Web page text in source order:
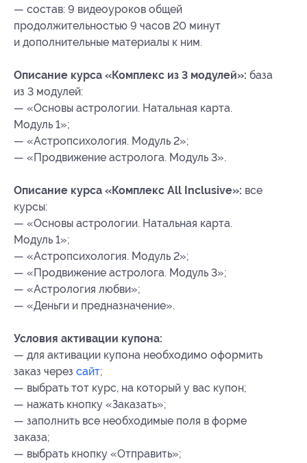
— состав: 9 видеоуроков общей
продолжительностью 9 часов 20 минут
и дополнительные материалы к ним.
Описание курса «Комплекс из 3 модулей»: база
из 3 модулей:
— «Основы астрологии. Натальная карта.
Модуль 1»;
— «Астропсихология. Модуль 2»;
— «Продвижение астролога. Модуль 3».
Описание курса «Комплекс All Inclusive»: все
курсы:
— «Основы астрологии. Натальная карта.
Модуль 1»;
— «Астропсихология. Модуль 2»;
— «Продвижение астролога. Модуль 3»;
— «Астрология любви»;
— «Деньги и предназначение».
Условия активации купона:
— для активации купона необходимо оформить
заказ через сайт;
— выбрать тот курс, на который у вас купон;
— нажать кнопку «Заказать»;
— заполнить все необходимые поля в форме
заказа;
— выбрать кнопку «Отправить»;